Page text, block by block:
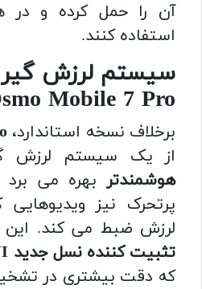
آن را حمل کرده و در
استفاده کنند.
سیستم لرزش گیر
Mobile 7 Pro
برخلاف نسخه استاندارد،
از یک سیستم لرزش
هوشمندتربهره می برد
پرتحرک نیز ویدیوهایی
لرزش ضبط می کند. این
تثبیت کننده نسل جدید DJI
که دقت بیشتری در